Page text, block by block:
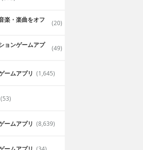
楽・楽曲をオフ (20)
ョンゲームアプ (49)
ームアプリ (1,645)
(53)
ームアプリ (8,639)